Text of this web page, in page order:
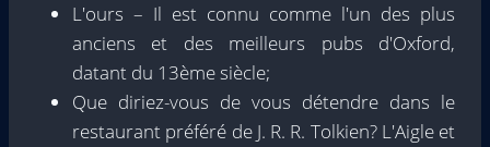
L'ours – Il est connu comme l'un des plus
anciens et des meilleurs pubs d'Oxford,
datant du 13ème siècle;
Que diriez-vous de vous détendre dans le
restaurant préféré de J. R. R. Tolkien? L'Aigle et